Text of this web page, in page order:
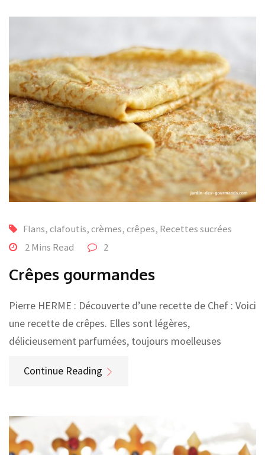
Flans, clafoutis, crèmes, crêpes, Recettes sucrées
2 Mins Read
2
Crêpes gourmandes
Pierre HERME : Découverte d’une recette de Chef : Voici
une recette de crêpes. Elles sont légères,
délicieusement parfumées, toujours moelleuses
Continue Reading